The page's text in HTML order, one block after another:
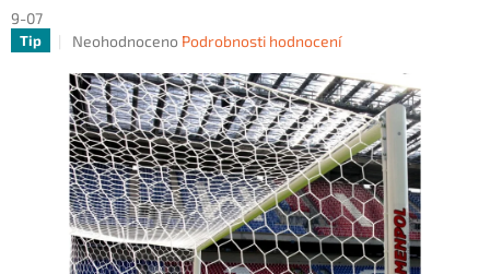
9-07
Tip
Průměrné
produktu
je
0,0
z
5
hvězdiček.
Neohodnoceno Podrobnosti hodnocení